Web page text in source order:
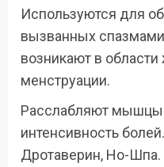
Используются для
вызванных
возникают в
менструации.
Расслабляют мышцы
интенсивность
Дротаверин, Но-Шпа.